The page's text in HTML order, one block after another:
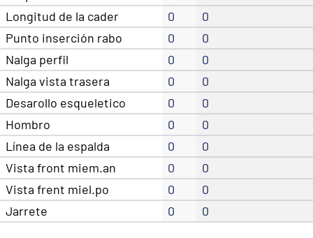
Longitud de la cader
0
0
Punto inserción rabo
0
0
Nalga perfil
0
0
Nalga vista trasera
0
0
Desarollo esqueletico
0
0
Hombro
0
0
Línea de la espalda
0
0
Vista front miem.an
0
0
Vista frent miel.po
0
0
Jarrete
0 0